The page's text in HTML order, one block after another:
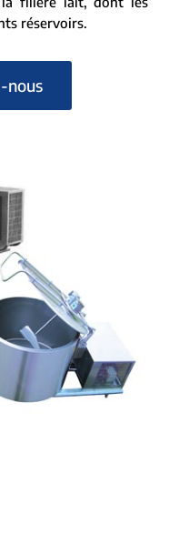
réservoirs.
nous